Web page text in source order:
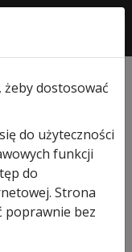
głowica
dostosować
do użyteczności
funkcji
do
Strona
poprawnie bez